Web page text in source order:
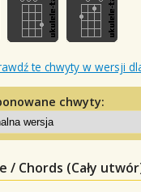
te chwyty w wersji
chwyty:
/ Chords (Cały